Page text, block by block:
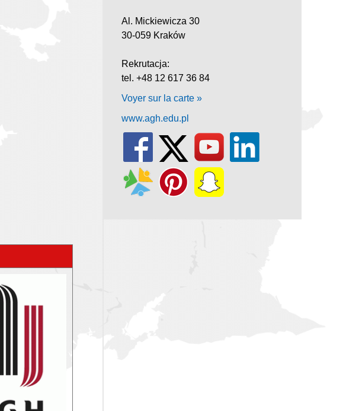
Al. Mickiewicza 30
30-059 Kraków
Rekrutacja:
tel. +48 12 617 36 84
Voyer sur la carte »
www.agh.edu.pl